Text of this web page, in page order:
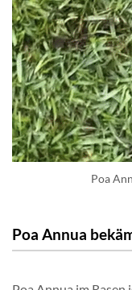
Poa
Poa Annua